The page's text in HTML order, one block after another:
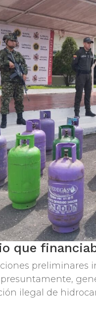
que
preliminares
ilegal de